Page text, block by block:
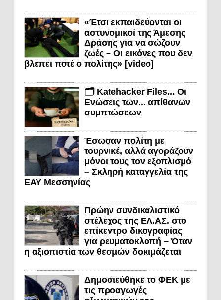
«Έτσι εκπαιδεύονται οι
αστυνομικοί της Άμεσης
Δράσης για να σώζουν
ζωές – Οι εικόνες που δεν
βλέπει ποτέ ο πολίτης» [video]
🗂️ Katehacker Files... Οι
Ενώσεις των... απίθανων
συμπτώσεων
Έσωσαν πολίτη με
τουρνικέ, αλλά αγοράζουν
μόνοι τους τον εξοπλισμό
– Σκληρή καταγγελία της
ΕΑΥ Μεσσηνίας
Πρώην συνδικαλιστικό
στέλεχος της ΕΛ.ΑΣ. στο
επίκεντρο δικογραφίας
για ρευματοκλοπή – Όταν
η αξιοπιστία των θεσμών δοκιμάζεται
Δημοσιεύθηκε το ΦΕΚ με
τις προαγωγές